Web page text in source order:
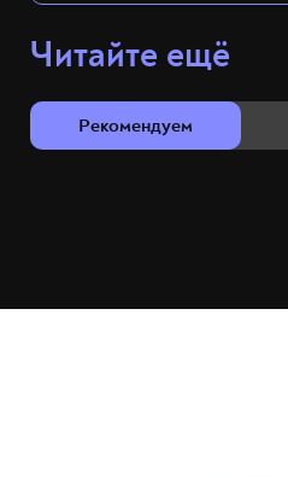
Читайте ещё
Рекомендуем